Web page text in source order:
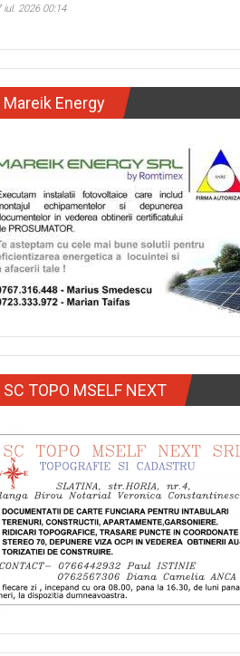
iul. 2026 00:14
Mareik Energy
SC TOPO MSELF NEXT